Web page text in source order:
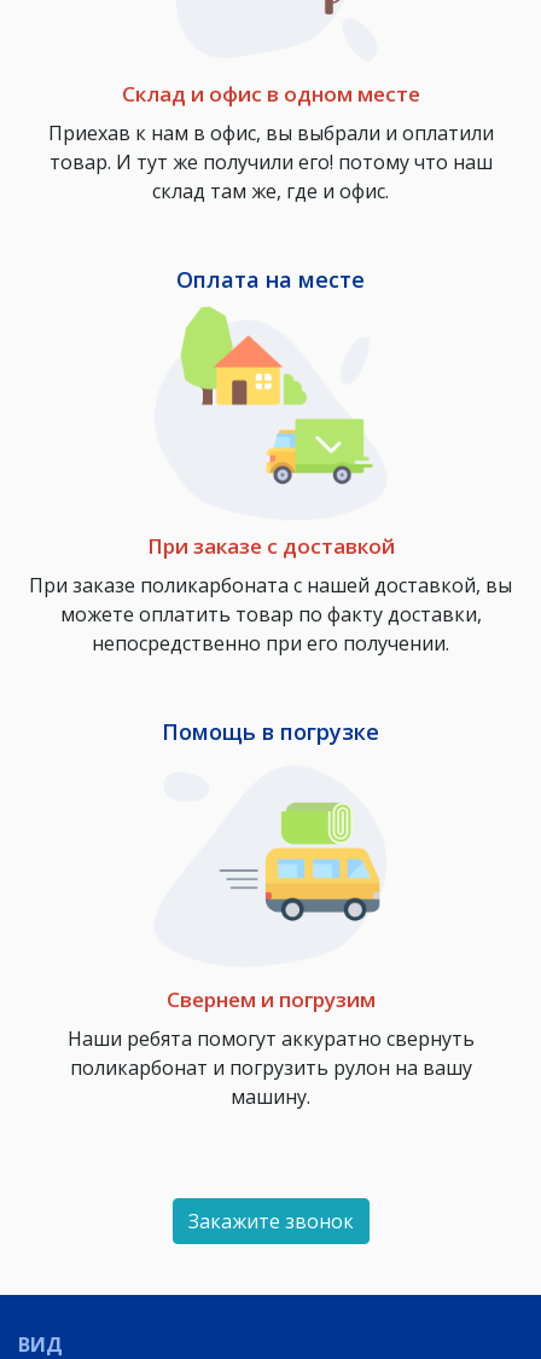
Склад и офис в одном месте
Приехав к нам в офис, вы выбрали и оплатили
товар. И тут же получили его! потому что наш
склад там же, где и офис.
Оплата на месте
При заказе с доставкой
При заказе поликарбоната с нашей доставкой, вы
можете оплатить товар по факту доставки,
непосредственно при его получении.
Помощь в погрузке
Свернем и погрузим
Наши ребята помогут аккуратно свернуть
поликарбонат и погрузить рулон на вашу
машину.
Закажите звонок
ВИД